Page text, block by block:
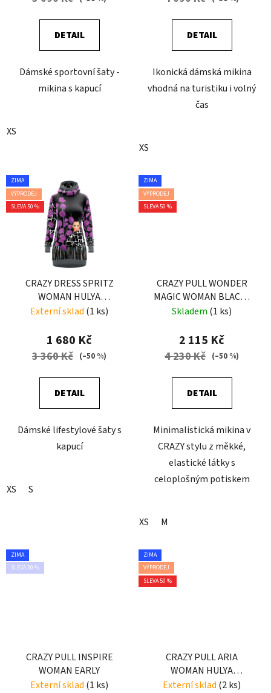
DETAIL
Dámské sportovní šaty -
mikina s kapucí
XS
DETAIL
Ikonická dámská mikina
vhodná na turistiku i volný
čas
XS
ZIMA
VÝPRODEJ
SLEVA 50 %
CRAZY DRESS SPRITZ
WOMAN HULYA
HELLEBORUS
Externí sklad (1 ks)
1 680 Kč
3 360 Kč (–50 %)
DETAIL
Dámské lifestylové šaty s
kapucí
XS S
ZIMA
VÝPRODEJ
SLEVA 50 %
CRAZY PULL WONDER
MAGIC WOMAN BLACK-
ZEBRA
Skladem (1 ks)
2 115 Kč
4 230 Kč (–50 %)
DETAIL
Minimalistická mikina v
CRAZY stylu z měkké,
elastické látky s
celoplošným potiskem
XS M
ZIMA
SLEVA 30 %
CRAZY PULL INSPIRE
WOMAN EARLY
Externí sklad (1 ks)
ZIMA
VÝPRODEJ
SLEVA 50 %
CRAZY PULL ARIA
WOMAN HULYA
HELLEBORUS
Externí sklad (2 ks)